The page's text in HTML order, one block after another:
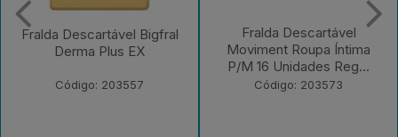
Fralda Descartável
Moviment Roupa Íntima
Código: 203573
Fralda Descartável Bigfral
Clássica Regular EX 7
Unidades
Código: 203570